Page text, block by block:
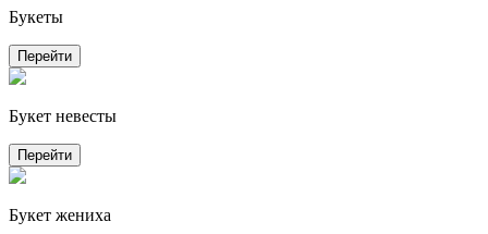
Букеты
Перейти
Букет невесты
Перейти
Букет жениха